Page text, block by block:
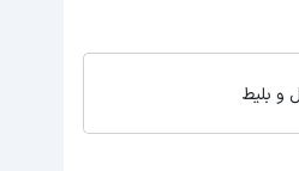
و بلیط